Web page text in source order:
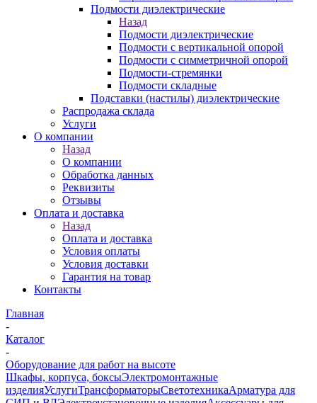
Подмости диэлектрические
Назад
Подмости диэлектрические
Подмости с вертикальной опорой
Подмости с симметричной опорой
Подмости-стремянки
Подмости складные
Подставки (настилы) диэлектрические
Распродажа склада
Услуги
О компании
Назад
О компании
Обработка данных
Реквизиты
Отзывы
Оплата и доставка
Назад
Оплата и доставка
Условия оплаты
Условия доставки
Гарантия на товар
Контакты
Главная
-
Каталог
-
Оборудование для работ на высоте
Шкафы, корпуса, боксыЭлектромонтажные
изделияУслугиТрансформаторыСветотехникаАрматура для